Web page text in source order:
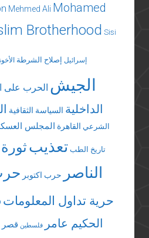
Mehmed Ali Mohamed
Brotherhood Sisi
إسرائيل إصلاح الشرطة
الجيش الحرب على
الداخلية السياسة الثقافية
الشرعي القاهرة المجلس
تاريخ الطب تعذيبثورة
الناصر
حرب اكتوبر
حرية تداول المعلومات
الحكيم عامر
فلسطين قصر